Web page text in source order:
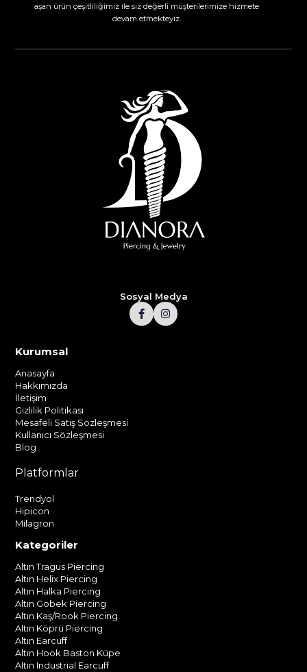
aşan ürün çeşitliliğimiz ile siz değerli müşterilerimize hizmete
devam etmekteyiz.​
Sosyal Medya
Kurumsal
Anasayfa
Hakkımızda
İletişim
Gizlilik Politikası
Mesafeli Satış Sözleşmesi
Kullanıcı Sözleşmesi
Blog
Platformlar
Trendyol
Hipicon
Milagron
Kategoriler
Altın Tragus Piercing
Altın Helix Piercing
Altın Halka Piercing
Altın Göbek Piercing
Altın Kaş/Rook Piercing
Altın Köprü Piercing
Altın Earcuff
Altın Hook Baston Küpe
Altın Industrial Earcuff